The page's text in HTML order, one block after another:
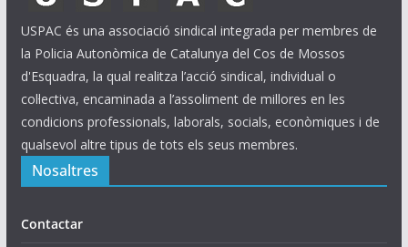
USPAC és una associació sindical integrada per membres de
la Policia Autonòmica de Catalunya del Cos de Mossos
d'Esquadra, la qual realitza l’acció sindical, individual o
col·lectiva, encaminada a l’assoliment de millores en les
condicions professionals, laborals, socials, econòmiques i de
qualsevol altre tipus de tots els seus membres.
Nosaltres
Contactar